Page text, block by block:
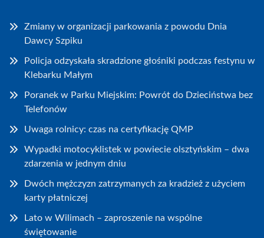
Zmiany w organizacji parkowania z powodu Dnia
Dawcy Szpiku
Policja odzyskała skradzione głośniki podczas festynu w
Klebarku Małym
Poranek w Parku Miejskim: Powrót do Dzieciństwa bez
Telefonów
Uwaga rolnicy: czas na certyfikację QMP
Wypadki motocyklistek w powiecie olsztyńskim – dwa
zdarzenia w jednym dniu
Dwóch mężczyzn zatrzymanych za kradzież z użyciem
karty płatniczej
Lato w Wilimach – zaproszenie na wspólne
świętowanie